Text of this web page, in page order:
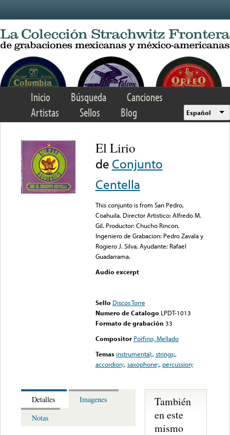
Inicio Búsqueda
Canciones
Artistas
Sellos Blog Español
El Lirio
de Conjunto
Centella
This conjunto is from San Pedro,
Coahuila. Director Artistico: Alfredo M.
Gil. Productor: Chucho Rincon.
Ingeniero de Grabacion: Pedro Zavala y
Rogiero J. Silva, Ayudante: Rafael
Guadarrama.
Audio excerpt
Sello Discos Torre
Numero de Catalogo LPDT-1013
Formato de grabación 33
Compositor Porfirio, Mellado
Temas instrumental;,strings;,
accordion;,saxophone;, percussion;
Detalles
Imagenes
Notas
También
en este
mismo